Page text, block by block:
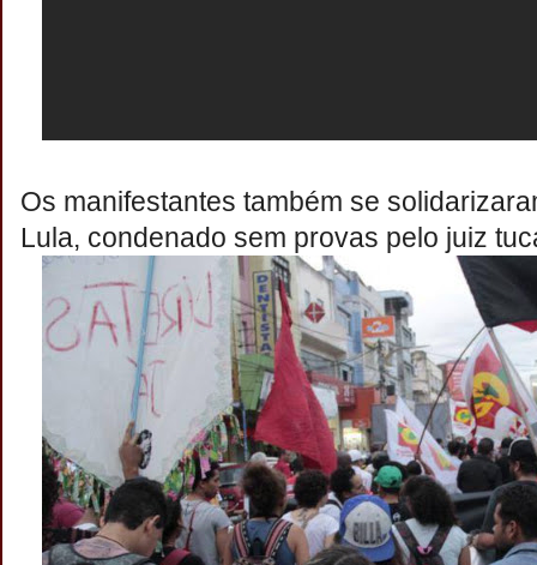
Os manifestantes também se
Lula, condenado sem provas pelo juiz